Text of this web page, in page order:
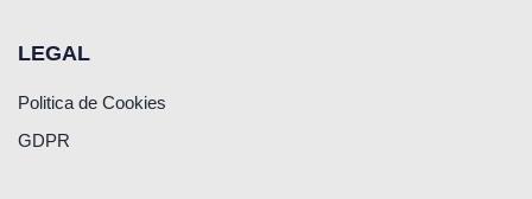
LEGAL
Politica de Cookies
GDPR